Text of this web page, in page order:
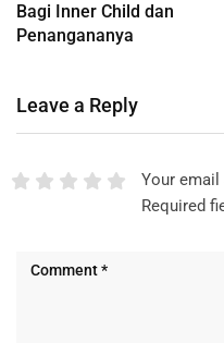
Bagi Inner Child dan
Penangananya
Leave a Reply
Your
Required